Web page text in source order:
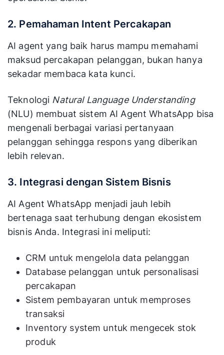
2. Pemahaman Intent Percakapan
AI agent yang baik harus mampu memahami
maksud percakapan pelanggan, bukan hanya
sekadar membaca kata kunci.
Teknologi Natural Language Understanding
(NLU) membuat sistem AI Agent WhatsApp bisa
mengenali berbagai variasi pertanyaan
pelanggan sehingga respons yang diberikan
lebih relevan.
3. Integrasi dengan Sistem Bisnis
AI Agent WhatsApp menjadi jauh lebih
bertenaga saat terhubung dengan ekosistem
bisnis Anda. Integrasi ini meliputi:
CRM untuk mengelola data pelanggan
Database pelanggan untuk personalisasi
percakapan
Sistem pembayaran untuk memproses
transaksi
Inventory system untuk mengecek stok
produk